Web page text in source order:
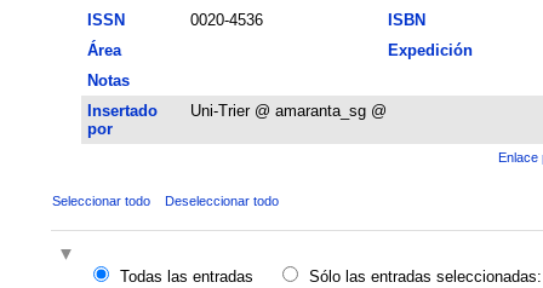
ISSN
0020-4536
ISBN
Área
Expedición
Notas
Insertado
por
Uni-Trier @ amaranta_sg @
Enlace
Seleccionar todo Deseleccionar todo
Todas las entradas
Sólo las entradas seleccionadas: